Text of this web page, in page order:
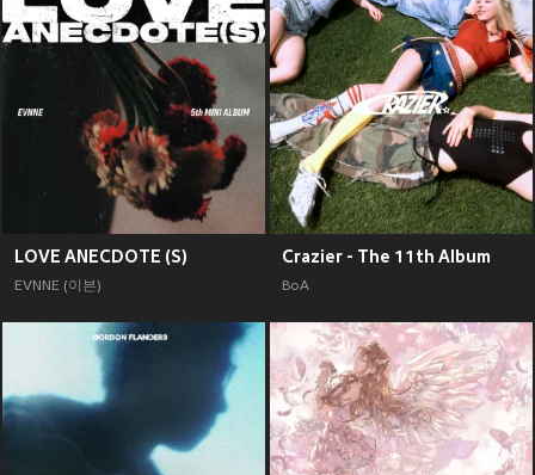
LOVE ANECDOTE (S)
EVNNE (이븐)
Crazier - The 11th Album
BoA